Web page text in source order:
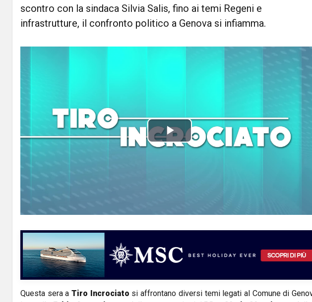
scontro con la sindaca Silvia Salis, fino ai temi Regeni e
infrastrutture, il confronto politico a Genova si infiamma.
P
V
i
e
Questa sera aTiro Incrociato si affrontano diversi temi legati al Comune di